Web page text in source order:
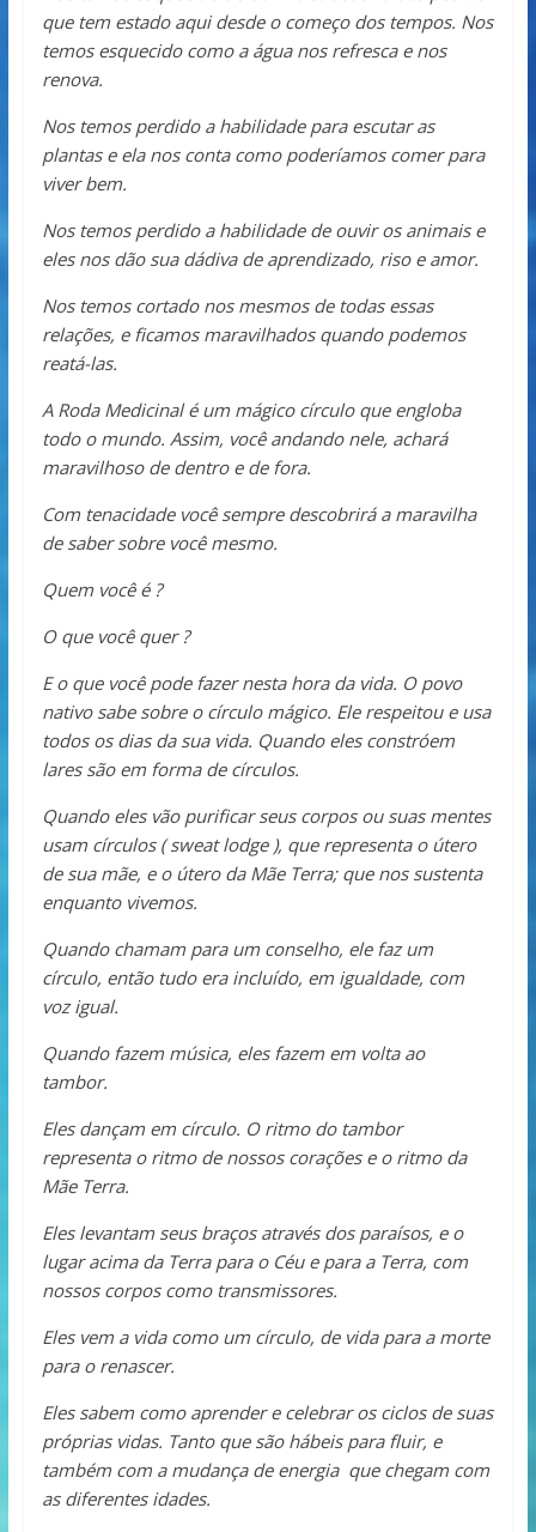
que tem estado aqui desde o começo dos tempos. Nos
temos esquecido como a água nos refresca e nos
renova.
Nos temos perdido a habilidade para escutar as
plantas e ela nos conta como poderíamos comer para
viver bem.
Nos temos perdido a habilidade de ouvir os animais e
eles nos dão sua dádiva de aprendizado, riso e amor.
Nos temos cortado nos mesmos de todas essas
relações, e ficamos maravilhados quando podemos
reatá-las.
A Roda Medicinal é um mágico círculo que engloba
todo o mundo. Assim, você andando nele, achará
maravilhoso de dentro e de fora.
Com tenacidade você sempre descobrirá a maravilha
de saber sobre você mesmo.
Quem você é ?
O que você quer ?
E o que você pode fazer nesta hora da vida. O povo
nativo sabe sobre o círculo mágico. Ele respeitou e usa
todos os dias da sua vida. Quando eles constróem
lares são em forma de círculos.
Quando eles vão purificar seus corpos ou suas mentes
usam círculos ( sweat lodge ), que representa o útero
de sua mãe, e o útero da Mãe Terra; que nos sustenta
enquanto vivemos.
Quando chamam para um conselho, ele faz um
círculo, então tudo era incluído, em igualdade, com
voz igual.
Quando fazem música, eles fazem em volta ao
tambor.
Eles dançam em círculo. O ritmo do tambor
representa o ritmo de nossos corações e o ritmo da
Mãe Terra.
Eles levantam seus braços através dos paraísos, e o
lugar acima da Terra para o Céu e para a Terra, com
nossos corpos como transmissores.
Eles vem a vida como um círculo, de vida para a morte
para o renascer.
Eles sabem como aprender e celebrar os ciclos de suas
próprias vidas. Tanto que são hábeis para fluir, e
também com a mudança de energia que chegam com
as diferentes idades.